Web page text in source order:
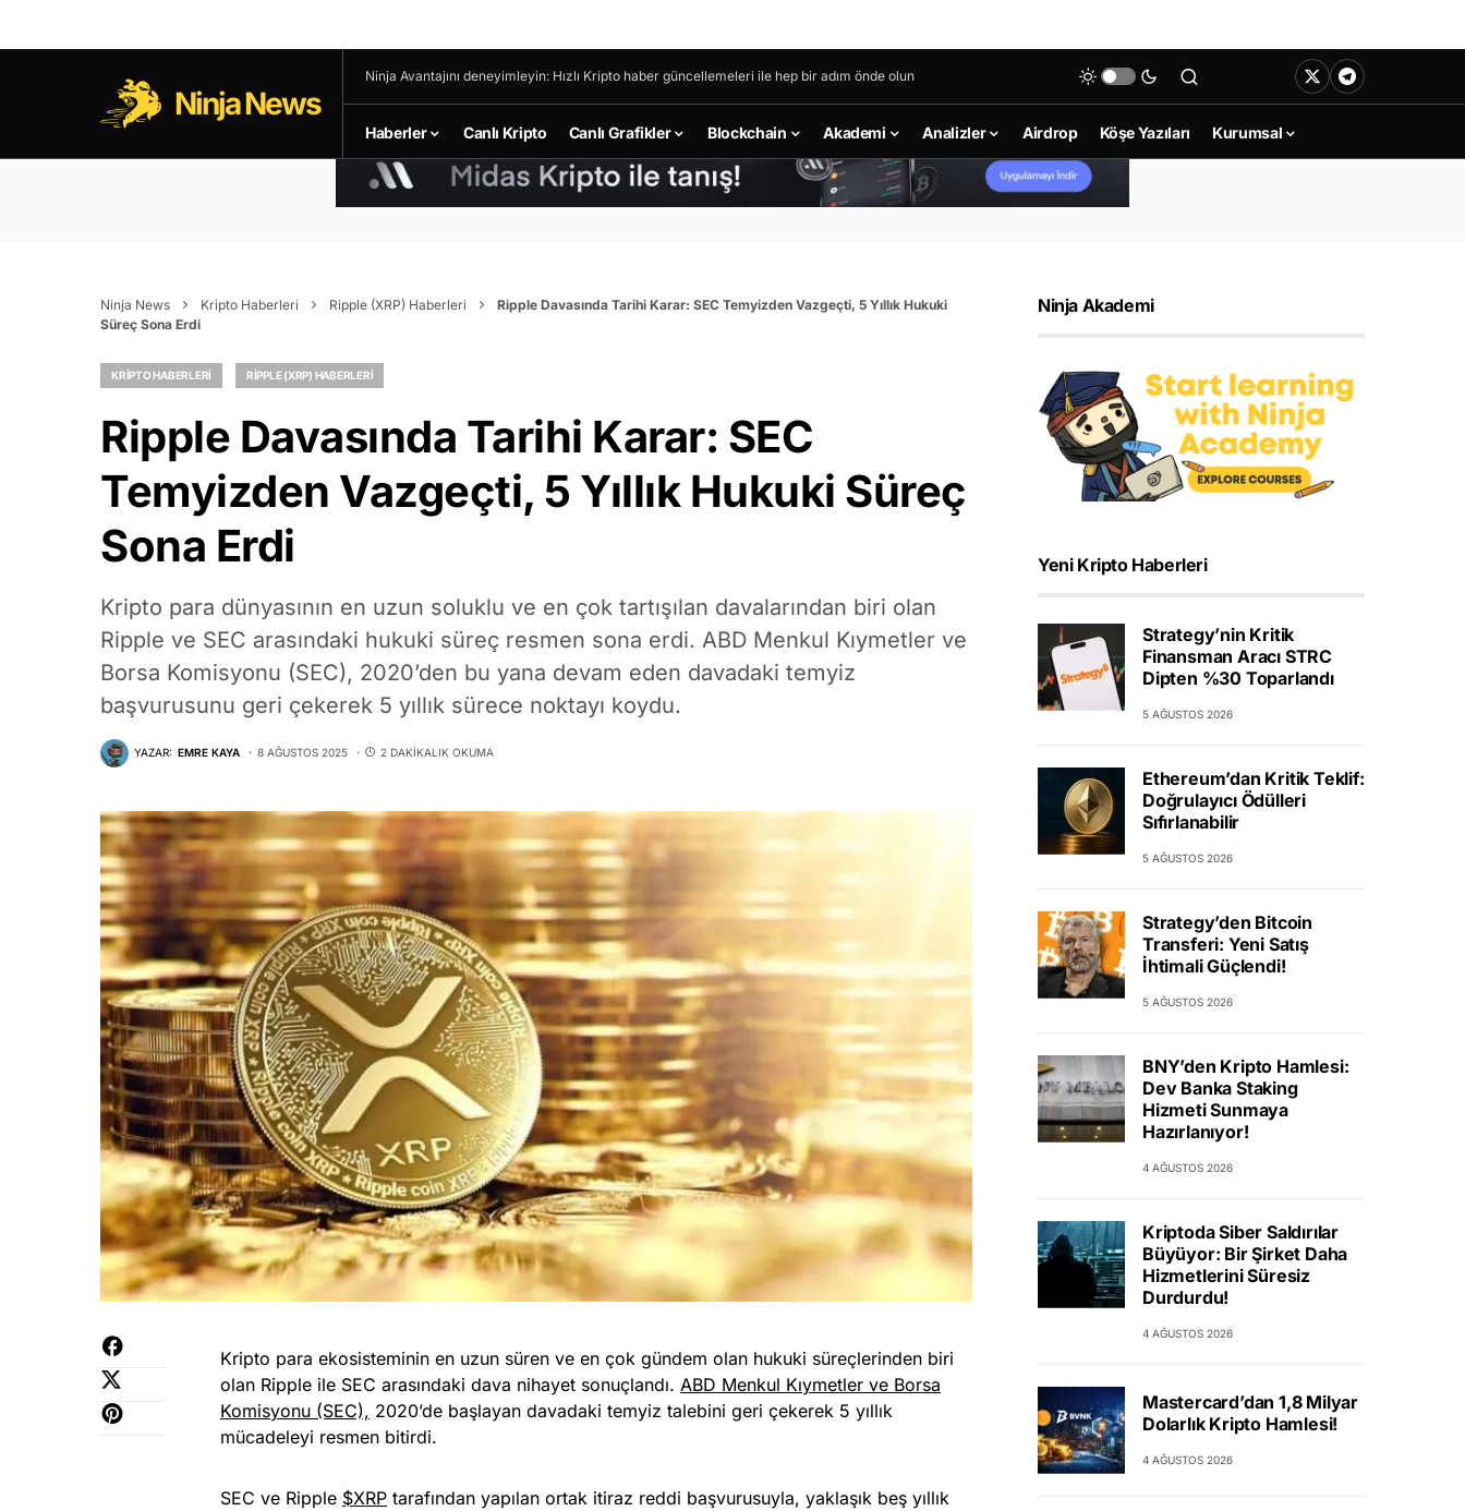
Ninja News
Ninja Avantajını deneyimleyin: Hızlı Kripto haber güncellemeleri ile hep bir adım önde olun
Haberler Canlı Kripto Canlı Grafikler Blockchain Akademi Analizler Airdrop Köşe Yazıları Kurumsal
Ninja News Kripto Haberleri Ripple (XRP) Haberleri
Ripple Davasında Tarihi Karar: SEC Temyizden Vazgeçti, 5 Yıllık Hukuki
Süreç Sona Erdi
KRIPTO HABERLERI RIPPLE (XRP) HABERLERI
Ripple Davasında Tarihi Karar: SEC
Temyizden Vazgeçti, 5 Yıllık Hukuki Süreç
Sona Erdi
Kripto para dünyasının en uzun soluklu ve en çok tartışılan davalarından biri olan
Ripple ve SEC arasındaki hukuki süreç resmen sona erdi. ABD Menkul Kıymetler ve
Borsa Komisyonu (SEC), 2020’den bu yana devam eden davadaki temyiz
başvurusunu geri çekerek 5 yıllık sürece noktayı koydu.
YAZAR: EMRE KAYA 8 AĞUSTOS 2025 2 DAKIKALIK OKUMA
Kripto para ekosisteminin en uzun süren ve en çok gündem olan hukuki süreçlerinden biri
olan Ripple ile SEC arasındaki dava nihayet sonuçlandı. ABD Menkul Kıymetler ve Borsa
Komisyonu (SEC), 2020’de başlayan davadaki temyiz talebini geri çekerek 5 yıllık
mücadeleyi resmen bitirdi.
SEC ve Ripple $XRP tarafından yapılan ortak itiraz reddi başvurusuyla, yaklaşık beş yıllık
Ninja Akademi
Yeni Kripto Haberleri
Strategy’nin Kritik
Finansman Aracı STRC
Dipten %30 Toparlandı
5 AĞUSTOS 2026
Ethereum’dan Kritik Teklif:
Doğrulayıcı Ödülleri
Sıfırlanabilir
5 AĞUSTOS 2026
Strategy’den Bitcoin
Transferi: Yeni Satış
İhtimali Güçlendi!
5 AĞUSTOS 2026
BNY’den Kripto Hamlesi:
Dev Banka Staking
Hizmeti Sunmaya
Hazırlanıyor!
4 AĞUSTOS 2026
Kriptoda Siber Saldırılar
Büyüyor: Bir Şirket Daha
Hizmetlerini Süresiz
Durdurdu!
4 AĞUSTOS 2026
Mastercard’dan 1,8 Milyar
Dolarlık Kripto Hamlesi!
4 AĞUSTOS 2026